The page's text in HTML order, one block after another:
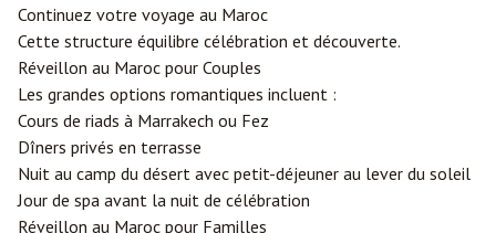
Continuez votre voyage au Maroc
Cette structure équilibre célébration et découverte.
Réveillon au Maroc pour Couples
Les grandes options romantiques incluent :
Cours de riads à Marrakech ou Fez
Dîners privés en terrasse
Nuit au camp du désert avec petit-déjeuner au lever du soleil
Jour de spa avant la nuit de célébration
Réveillon au Maroc pour Familles